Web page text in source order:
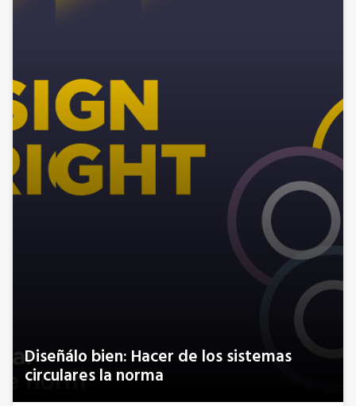
Diseñálo bien: Hacer de los sistemas
circulares la norma